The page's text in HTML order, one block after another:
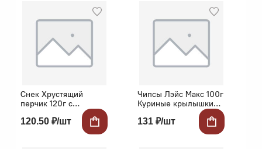
Снек Хрустящий
перчик 120г с
анчоусом/арахисом/
кунжутом
120.50 ₽/шт
Чипсы Лэйс Макс 100г
Куриные крылышки
131 ₽/шт